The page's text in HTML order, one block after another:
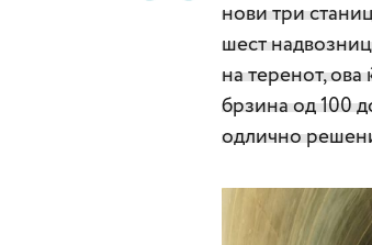
нови три
шест
на теренот, ова
брзина од 100
одлично